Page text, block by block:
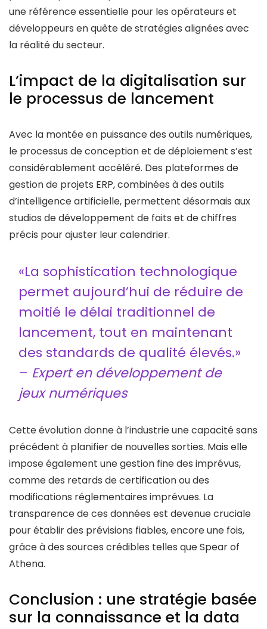
une référence essentielle pour les opérateurs et
développeurs en quête de stratégies alignées avec
la réalité du secteur.
L’impact de la digitalisation sur
le processus de lancement
Avec la montée en puissance des outils numériques,
le processus de conception et de déploiement s’est
considérablement accéléré. Des plateformes de
gestion de projets ERP, combinées à des outils
d’intelligence artificielle, permettent désormais aux
studios de développement de faits et de chiffres
précis pour ajuster leur calendrier.
«La sophistication technologique
permet aujourd’hui de réduire de
moitié le délai traditionnel de
lancement, tout en maintenant
des standards de qualité élevés.»
– Expert en développement de
jeux numériques
Cette évolution donne à l’industrie une capacité sans
précédent à planifier de nouvelles sorties. Mais elle
impose également une gestion fine des imprévus,
comme des retards de certification ou des
modifications réglementaires imprévues. La
transparence de ces données est devenue cruciale
pour établir des prévisions fiables, encore une fois,
grâce à des sources crédibles telles que Spear of
Athena.
Conclusion : une stratégie basée
sur la connaissance et la data